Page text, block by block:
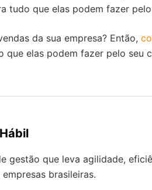
tudo que elas podem fazer
da sua empresa? Então,
que elas podem fazer pelo seu
gestão que leva agilidade,
empresas brasileiras.